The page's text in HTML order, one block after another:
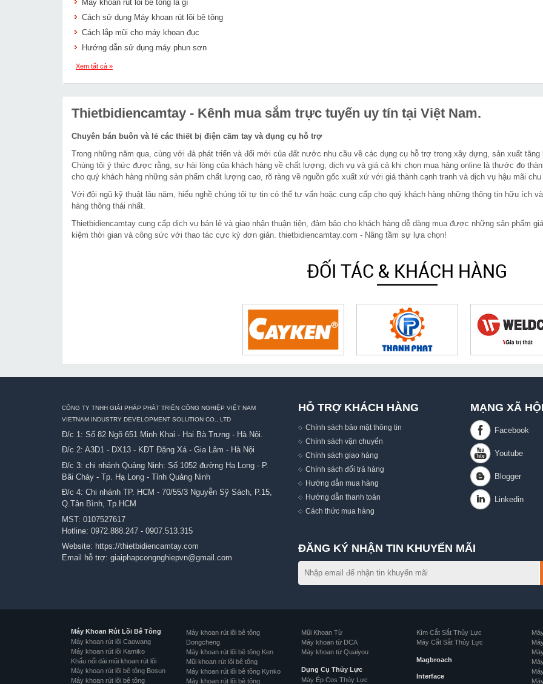
Máy khoan rút lõi bê tông là gì
Cách sử dụng Máy khoan rút lõi bê tông
Cách lắp mũi cho máy khoan đục
Hướng dẫn sử dụng máy phun sơn
Xem tất cả »
Thietbidiencamtay - Kênh mua sắm trực tuyến uy tín tại Việt Nam.
Chuyên bán buôn và lẻ các thiết bị điện cầm tay và dụng cụ hỗ trợ
Trong những năm qua, cùng với đà phát triển và đổi mới của đất nước nhu cầu về các dụng cụ hỗ trợ trong xây dựng, sản xuất
Chúng tôi ý thức được rằng, sự hài lòng của khách hàng về chất lượng, dịch vụ và giá cả khi chọn mua hàng online là thước đo
cho quý khách hàng những sản phẩm chất lượng cao, rõ ràng về nguồn gốc xuất xứ với giá thành cạnh tranh và dịch vụ hậu mãi chu
Với đội ngũ kỹ thuật lâu năm, hiểu nghề chúng tôi tự tin có thể tư vấn hoặc cung cấp cho quý khách hàng những thông tin hữu ích
hàng thông thái nhất.
Thietbidiencamtay cung cấp dịch vụ bán lẻ và giao nhận thuận tiện, đảm bảo cho khách hàng dễ dàng mua được những sản phẩm
kiệm thời gian và công sức với thao tác cực kỳ đơn giản. thietbidiencamtay.com - Nâng tầm sự lựa chọn!
ĐỐI TÁC & KHÁCH HÀNG
CÔNG TY TNHH GIẢI PHÁP PHÁT TRIỂN CÔNG NGHIỆP VIỆT NAM
VIETNAM INDUSTRY DEVELOPMENT SOLUTION CO., LTD
Đ/c 1: Số 82 Ngõ 651 Minh Khai - Hai Bà Trưng - Hà Nội.
Đ/c 2: A3D1 - DX13 - KĐT Đặng Xá - Gia Lâm - Hà Nội
Đ/c 3: chi nhánh Quảng Ninh: Số 1052 đường Hạ Long - P.
Bãi Cháy - Tp. Hạ Long - Tỉnh Quảng Ninh
Đ/c 4: Chi nhánh TP. HCM - 70/55/3 Nguyễn Sỹ Sách, P.15,
Q.Tân Bình, Tp.HCM
MST: 0107527617
Hotline: 0972.888.247 - 0907.513.315
Website: https://thietbidiencamtay.com
Email hỗ trợ: giaiphapcongnghiepvn@gmail.com
HỖ TRỢ KHÁCH HÀNG
Chính sách bảo mật thông tin
Chính sách vận chuyển
Chính sách giao hàng
Chính sách đổi trả hàng
Hướng dẫn mua hàng
Hướng dẫn thanh toán
Cách thức mua hàng
MẠNG XÃ
ĐĂNG KÝ NHẬN TIN KHUYẾN MÃI
Máy Khoan Rút Lõi Bê Tông
Máy khoan rút lõi Caowang
Máy khoan rút lõi Kamiko
Khẩu nối dài mũi khoan rút lõi
Máy khoan rút lõi bê tông Bosun
Máy khoan rút lõi bê tông
Máy khoan rút lõi bê tông
Dongcheng
Máy khoan rút lõi bê tông Ken
Mũi khoan rút lõi bê tông
Máy khoan rút lõi bê tông Kynko
Máy khoan rút lõi bê tông
Mũi Khoan Từ
Máy khoan từ DCA
Máy khoan từ Quaiyou
Dụng Cụ Thủy Lực
Máy Ép Cos Thủy Lực
Kìm Cắt Sắt Thủy Lực
Máy Cắt Sắt Thủy Lực
Magbroach
Interface